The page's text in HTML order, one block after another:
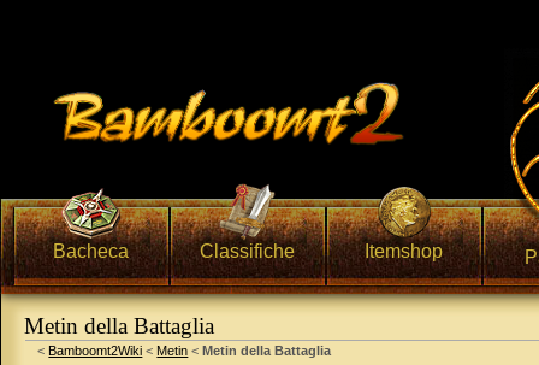
Bacheca Classifiche Itemshop
Metin della Battaglia
Vai a:navigazione,ricerca
< Bamboomt2Wiki < Metin <Metin della Battaglia